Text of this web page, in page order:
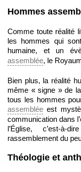
Hommes
Comme toute réalité
les hommes qui
humaine, et un
assemblée, le
Bien plus, la réalité
même « signe » de
tous les hommes
assemblée est
communication dans
l’Église, c’est-à-
rassemblement du
Théologie et